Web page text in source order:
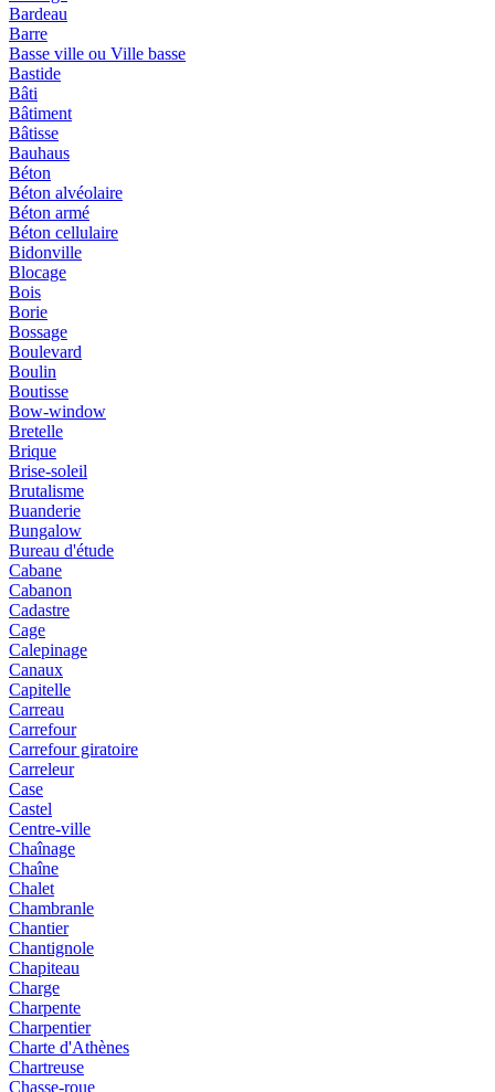
Bardeau
Barre
Basse ville ou Ville basse
Bastide
Bâti
Bâtiment
Bâtisse
Bauhaus
Béton
Béton alvéolaire
Béton armé
Béton cellulaire
Bidonville
Blocage
Bois
Borie
Bossage
Boulevard
Boulin
Boutisse
Bow-window
Bretelle
Brique
Brise-soleil
Brutalisme
Buanderie
Bungalow
Bureau d'étude
Cabane
Cabanon
Cadastre
Cage
Calepinage
Canaux
Capitelle
Carreau
Carrefour
Carrefour giratoire
Carreleur
Case
Castel
Centre-ville
Chaînage
Chaîne
Chalet
Chambranle
Chantier
Chantignole
Chapiteau
Charge
Charpente
Charpentier
Charte d'Athènes
Chartreuse
Chasse-roue